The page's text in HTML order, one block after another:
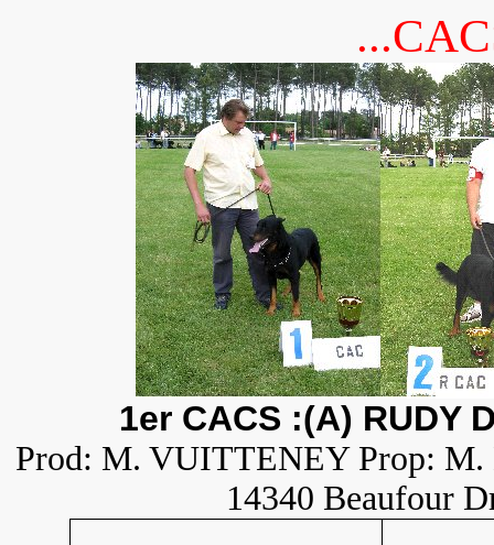
1er CACS :(A) RUDY
Prod: M. VUITTENEY Prop: M.
14340 Beaufour